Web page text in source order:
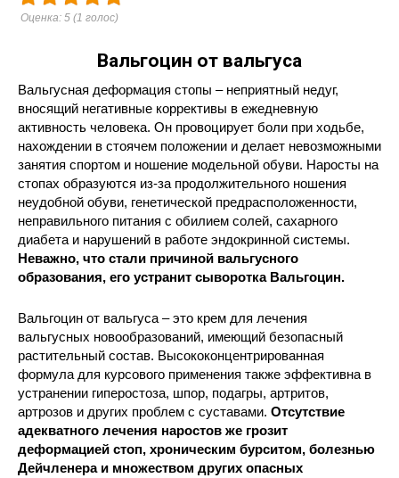
Оценка: 5 (1 голос)
Вальгоцин от вальгуса
Вальгусная деформация стопы – неприятный недуг,
вносящий негативные коррективы в ежедневную
активность человека. Он провоцирует боли при ходьбе,
нахождении в стоячем положении и делает невозможными
занятия спортом и ношение модельной обуви. Наросты на
стопах образуются из-за продолжительного ношения
неудобной обуви, генетической предрасположенности,
неправильного питания с обилием солей, сахарного
диабета и нарушений в работе эндокринной системы.
Неважно, что стали причиной вальгусного
образования, его устранит сыворотка Вальгоцин.
Вальгоцин от вальгуса – это крем для лечения
вальгусных новообразований, имеющий безопасный
растительный состав. Высококонцентрированная
формула для курсового применения также эффективна в
устранении гиперостоза, шпор, подагры, артритов,
артрозов и других проблем с суставами. Отсутствие
адекватного лечения наростов же грозит
деформацией стоп, хроническим бурситом, болезнью
Дейчленера и множеством других опасных